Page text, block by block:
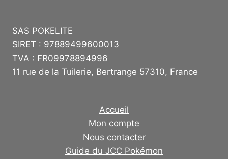
SAS POKELITE
SIRET : 97889499600013
TVA : FR09978894996
11 rue de la Tuilerie, Bertrange 57310, France
Accueil
Mon compte
Nous contacter
Guide du JCC Pokémon